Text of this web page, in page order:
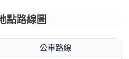
點路線圖
公車路線